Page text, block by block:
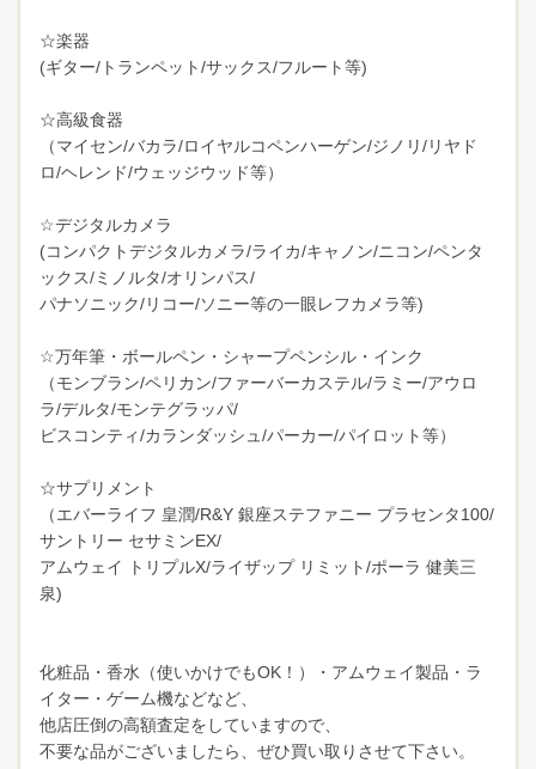
☆楽器
(ギター/トランペット/サックス/フルート等)
☆高級食器
（マイセン/バカラ/ロイヤルコペンハーゲン/ジノリ/リヤド
ロ/ヘレンド/ウェッジウッド等）
☆デジタルカメラ
(コンパクトデジタルカメラ/ライカ/キャノン/ニコン/ペンタ
ックス/ミノルタ/オリンパス/
パナソニック/リコー/ソニー等の一眼レフカメラ等)
☆万年筆・ボールペン・シャープペンシル・インク
（モンブラン/ペリカン/ファーバーカステル/ラミー/アウロ
ラ/デルタ/モンテグラッパ/
ビスコンティ/カランダッシュ/パーカー/パイロット等）
☆サプリメント
（エバーライフ 皇潤/R&Y 銀座ステファニー プラセンタ100/
サントリー セサミンEX/
アムウェイ トリプルX/ライザップ リミット/ポーラ 健美三
泉)
化粧品・香水（使いかけでもOK！）・アムウェイ製品・ラ
イター・ゲーム機などなど、
他店圧倒の高額査定をしていますので、
不要な品がございましたら、ぜひ買い取りさせて下さい。